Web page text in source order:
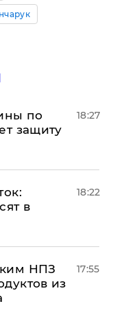
по
защиту
18:27
в
18:22
НПЗ
из
17:55